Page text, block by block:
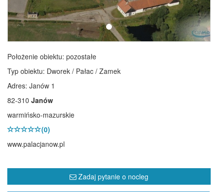
Położenie obiektu: pozostałe
Typ obiektu: Dworek / Pałac / Zamek
Adres: Janów 1
82-310 Janów
warmińsko-mazurskie
(0)
www.palacjanow.pl
Zadaj pytanie o nocleg